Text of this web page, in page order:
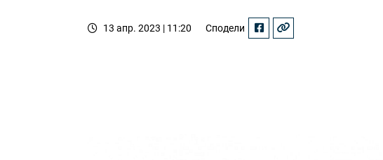
13 апр. 2023 | 11:20 Сподели